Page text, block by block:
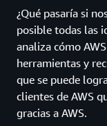
¿Qué pasaría si
posible todas las
analiza cómo
herramientas y
que se puede
clientes de AWS
gracias a AWS.